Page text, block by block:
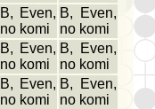
B, Even,
no komi
B, Even,
no komi
B, Even,
no komi
B, Even,
no komi
B, Even,
no komi
B, Even,
no komi